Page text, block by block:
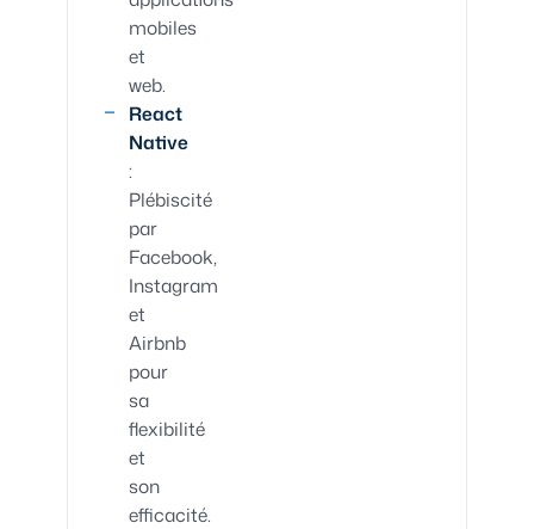
mobiles
et
web.
React
Native
:
Plébiscité
par
Facebook,
Instagram
et
Airbnb
pour
sa
flexibilité
et
son
efficacité.